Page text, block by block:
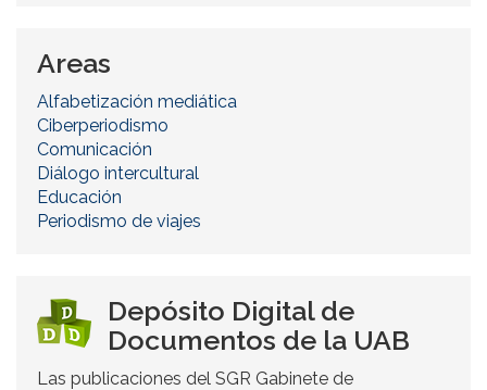
Areas
Alfabetización mediática
Ciberperiodismo
Comunicación
Diálogo intercultural
Educación
Periodismo de viajes
Depósito Digital de
Documentos de la UAB
Las publicaciones del SGR Gabinete de